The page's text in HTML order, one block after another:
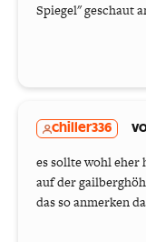
Spiegel" geschaut
chiller336
es sollte wohl eher
auf der
das so anmerken